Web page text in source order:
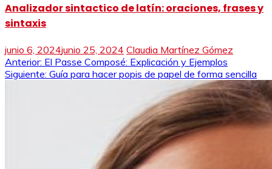
Analizador sintactico de latín: oraciones, frases y
sintaxis
junio 6, 2024junio 25, 2024 Claudia Martínez Gómez
Navegación
de
Anterior: El Passe Composé: Explicación y Ejemplos
Siguiente: Guía para hacer popis de papel de forma sencilla